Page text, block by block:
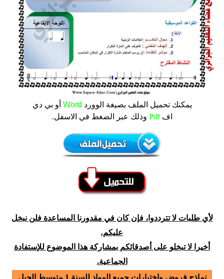
يمكنك تحميل الملف بصيغة الوورد Word أو بي دي
افPdf وذلك عبر الضغط في الاسفل.
لأي طلبات لا تترددوا، فإن كان في مقدورنا المساعدة فلن نبخل
عليكم.
أخيرا لا تبخلو على أصدقائكم بمشاركة هذا الموضوع للإستفادة
الجماعية.
نماذج فروض واختبارات جميع المواد للسنة 1 متوسط الجيل